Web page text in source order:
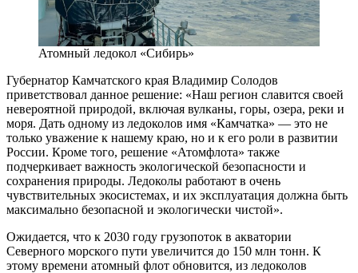
Атомный ледокол «Сибирь»
Губернатор Камчатского края Владимир Солодов
приветствовал данное решение: «Наш регион славится своей
невероятной природой, включая вулканы, горы, озера, реки и
моря. Дать одному из ледоколов имя «Камчатка» — это не
только уважение к нашему краю, но и к его роли в развитии
России. Кроме того, решение «Атомфлота» также
подчеркивает важность экологической безопасности и
сохранения природы. Ледоколы работают в очень
чувствительных экосистемах, и их эксплуатация должна быть
максимально безопасной и экологически чистой».
Ожидается, что к 2030 году грузопоток в акватории
Северного морского пути увеличится до 150 млн тонн. К
этому времени атомный флот обновится, из ледоколов